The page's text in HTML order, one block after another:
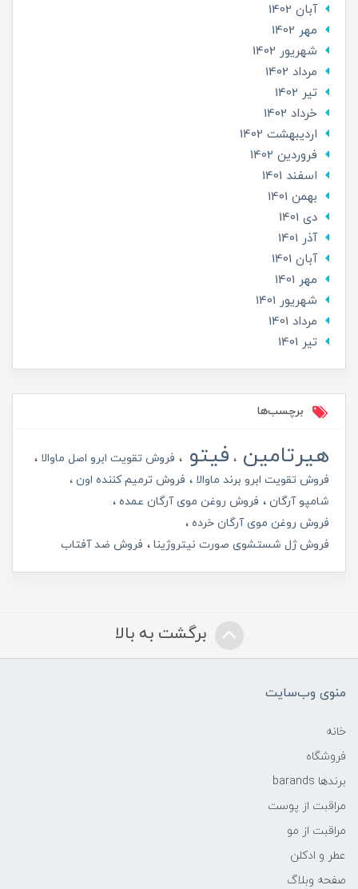
آبان 1402
مهر 1402
شهریور 1402
مرداد 1402
تير 1402
خرداد 1402
ارديبهشت 1402
فروردین 1402
اسفند 1401
بهمن 1401
دی 1401
آذر 1401
آبان 1401
مهر 1401
شهریور 1401
مرداد 1401
تير 1401
برچسب‌ها
هیرتامین فیتو
فروش تقویت ابرو اصل ماوالا
فروش تقویت ابرو برند ماوالا
فروش ترمیم کننده اون
شامپو آرگان
فروش روغن موی آرگان عمده
فروش روغن موی آرگان خرده
فروش ژل شستشوی صورت نیتروژینا
فروش ضد آفتاب
برگشت به بالا
منوی وب‌سایت
خانه
فروشگاه
برندها barands
مراقبت از پوست
مراقبت از مو
عطر و ادکلن
صفحه وبلاگ